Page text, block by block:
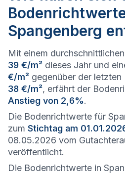
Spangenberg
Mit einem
39 €/m² dieses Jahr und
€/m² gegenüber der
38 €/m², erfährt der
Anstieg von 2,6%.
Die Bodenrichtwerte für
zum Stichtag am
08.05.2026 vom
veröffentlicht.
Die Bodenrichtwerte in